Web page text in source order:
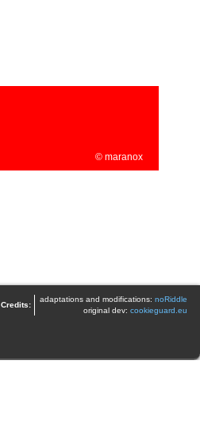
Credits:
adaptations and modifications: noRiddle
original dev: cookieguard.eu
© maranox